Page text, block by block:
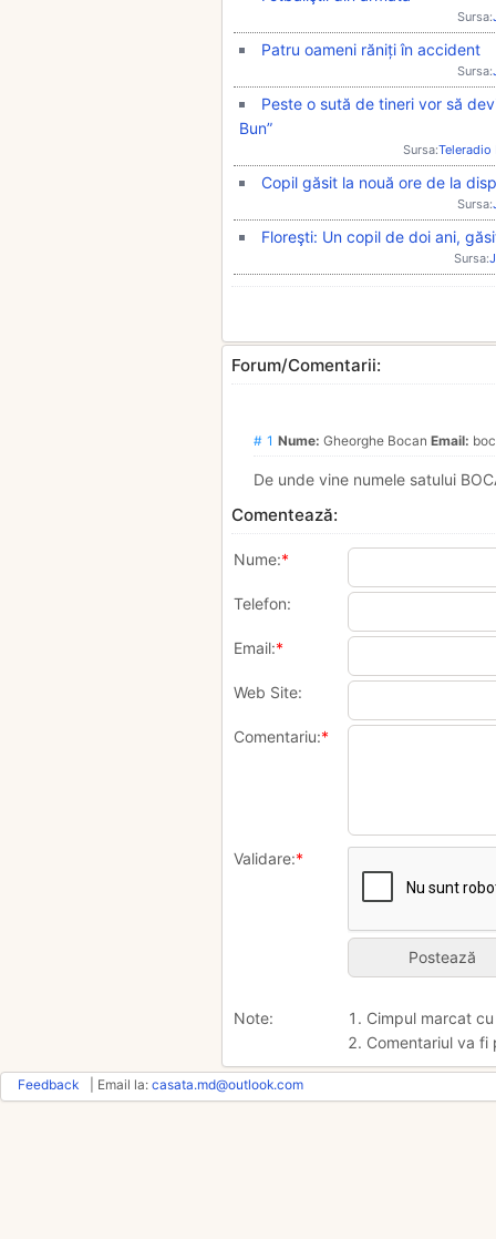
Sursa:
Patru oameni răniți în accident
Sursa:
Peste o sută de tineri vor să
Bun”
Sursa:
Copil găsit la nouă ore de la
Sursa:
Floreşti: Un copil de doi ani,
Sursa:
Forum/Comentarii:
# 1 Nume: Gheorghe Bocan Email:
De unde vine numele satului
Comentează:
Nume:*
Telefon:
Email:*
Web Site:
Comentariu:*
Validare:*
Note:
1. Cimpul marcat
2. Comentariul va
Feedback | Email la: casata.md@outlook.com